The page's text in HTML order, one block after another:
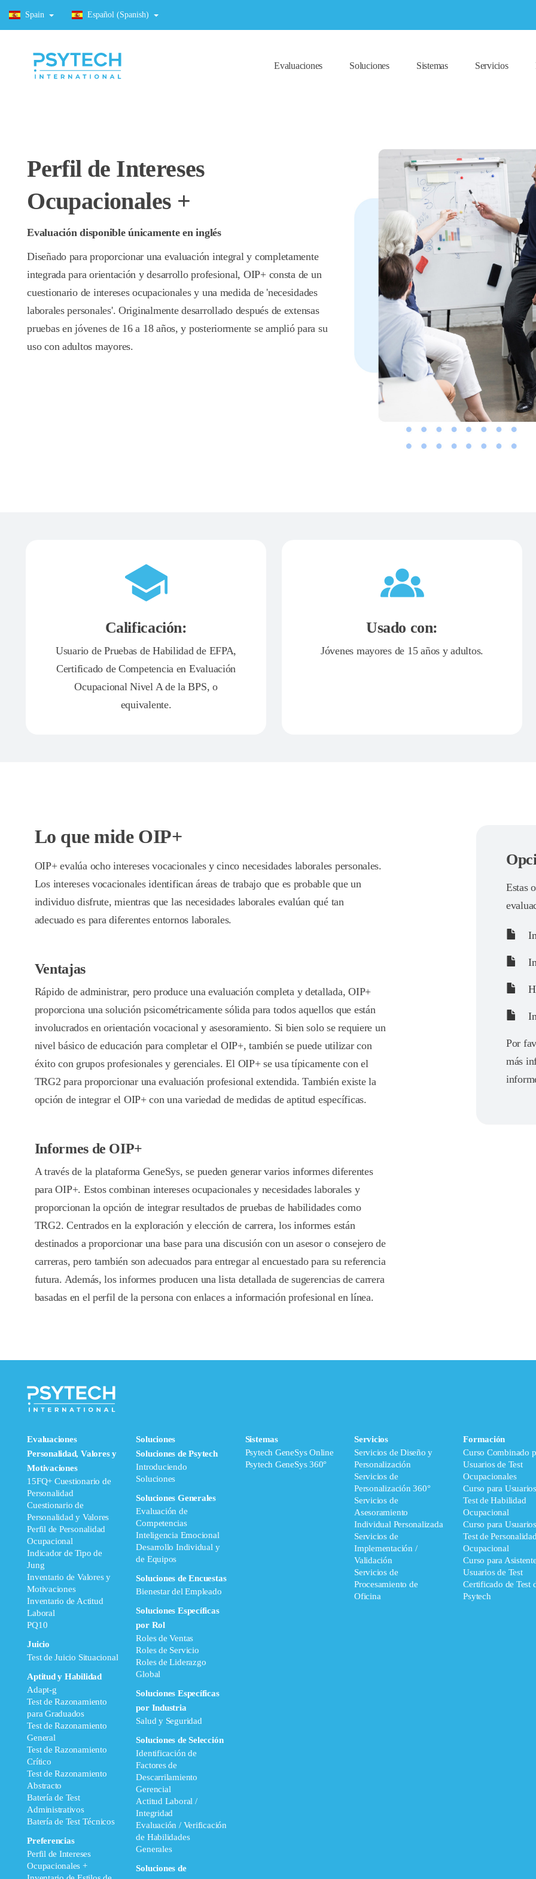
Spain Español (Spanish)
Evaluaciones Soluciones Sistemas Servicios
Perfil de Intereses
Ocupacionales +
Evaluación disponible únicamente en inglés
Diseñado para proporcionar una evaluación integral y completamente
integrada para orientación y desarrollo profesional, OIP+ consta de un
cuestionario de intereses ocupacionales y una medida de 'necesidades
laborales personales'. Originalmente desarrollado después de extensas
pruebas en jóvenes de 16 a 18 años, y posteriormente se amplió para su
uso con adultos mayores.
Calificación:
Usuario de Pruebas de Habilidad de EFPA,
Certificado de Competencia en Evaluación
Ocupacional Nivel A de la BPS, o
equivalente.
Usado con:
Jóvenes mayores de 15 años y adultos.
Lo que mide OIP+
OIP+ evalúa ocho intereses vocacionales y cinco necesidades laborales personales.
Los intereses vocacionales identifican áreas de trabajo que es probable que un
individuo disfrute, mientras que las necesidades laborales evalúan qué tan
adecuado es para diferentes entornos laborales.
Ventajas
Rápido de administrar, pero produce una evaluación completa y detallada, OIP+
proporciona una solución psicométricamente sólida para todos aquellos que están
involucrados en orientación vocacional y asesoramiento. Si bien solo se requiere un
nivel básico de educación para completar el OIP+, también se puede utilizar con
éxito con grupos profesionales y gerenciales. El OIP+ se usa típicamente con el
TRG2 para proporcionar una evaluación profesional extendida. También existe la
opción de integrar el OIP+ con una variedad de medidas de aptitud específicas.
Informes de OIP+
A través de la plataforma GeneSys, se pueden generar varios informes diferentes
para OIP+. Estos combinan intereses ocupacionales y necesidades laborales y
proporcionan la opción de integrar resultados de pruebas de habilidades como
TRG2. Centrados en la exploración y elección de carrera, los informes están
destinados a proporcionar una base para una discusión con un asesor o consejero de
carreras, pero también son adecuados para entregar al encuestado para su referencia
futura. Además, los informes producen una lista detallada de sugerencias de carrera
basadas en el perfil de la persona con enlaces a información profesional en línea.
Estas
Por
más
Evaluaciones
Personalidad, Valores y
Motivaciones
15FQ+ Cuestionario de
Personalidad
Cuestionario de
Personalidad y Valores
Perfil de Personalidad
Ocupacional
Indicador de Tipo de
Jung
Inventario de Valores y
Motivaciones
Inventario de Actitud
Laboral
PQ10
Juicio
Test de Juicio Situacional
Aptitud y Habilidad
Adapt-g
Test de Razonamiento
para Graduados
Test de Razonamiento
General
Test de Razonamiento
Crítico
Test de Razonamiento
Abstracto
Batería de Test
Administrativos
Batería de Test Técnicos
Preferencias
Perfil de Intereses
Ocupacionales +
Soluciones
Soluciones de Psytech
Introduciendo
Soluciones
Soluciones Generales
Evaluación de
Competencias
Inteligencia Emocional
Desarrollo Individual y
de Equipos
Soluciones de Encuestas
Bienestar del Empleado
Soluciones Específicas
por Rol
Roles de Ventas
Roles de Servicio
Roles de Liderazgo
Global
Soluciones Específicas
por Industria
Salud y Seguridad
Soluciones de Selección
Identificación de
Factores de
Descarrilamiento
Gerencial
Actitud Laboral /
Integridad
Evaluación / Verificación
de Habilidades
Generales
Soluciones de
Sistemas
Psytech GeneSys Online
Psytech GeneSys 360°
Servicios
Servicios de Diseño y
Personalización
Servicios de
Personalización 360°
Servicios de
Asesoramiento
Individual Personalizada
Servicios de
Implementación /
Validación
Servicios de
Procesamiento de
Oficina
Formación
Curso Combinado
Usuarios de Test
Ocupacionales
Curso para
Test de Habilidad
Ocupacional
Curso para
Test de
Ocupacional
Curso para
Usuarios de Test
Certificado de Test
Psytech